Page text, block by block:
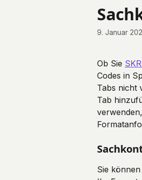
9. Januar
Ob Sie
Codes in
Tabs nicht
Tab
Sie